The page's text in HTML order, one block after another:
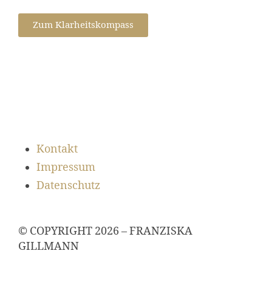
Zum Klarheitskompass
Kontakt
Impressum
Datenschutz
© COPYRIGHT 2026 – FRANZISKA
GILLMANN